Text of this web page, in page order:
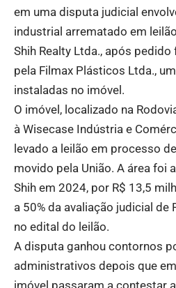
em uma disputa judicial
industrial arrematado em
Shih Realty Ltda., após
pela Filmax Plásticos Ltda.,
instaladas no imóvel.
O imóvel, localizado na
à Wisecase Indústria e
levado a leilão em processo
movido pela União. A área foi
Shih em 2024, por R$ 13,5
a 50% da avaliação judicial de
no edital do leilão.
A disputa ganhou contornos
administrativos depois que
imóvel passaram a contestar